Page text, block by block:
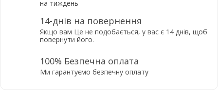
на тиждень
14-днів на повернення
Якщо вам Це не подобається, у вас є 14 днів, щоб
повернути його.
100% Безпечна оплата
Ми гарантуємо безпечну оплату